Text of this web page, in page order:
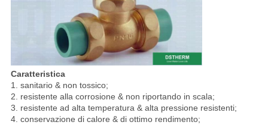
Caratteristica
1. sanitario & non tossico;
2. resistente alla corrosione & non riportando in scala;
3. resistente ad alta temperatura & alta pressione resistenti;
4. conservazione di calore & di ottimo rendimento;